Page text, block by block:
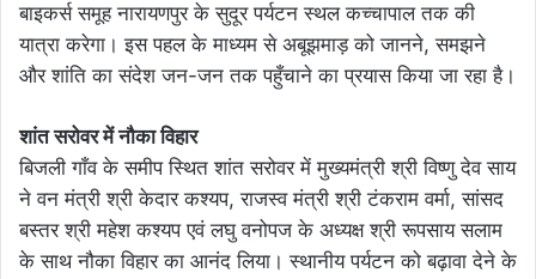
बाइकर्स समूह नारायणपुर के सुदूर पर्यटन स्थल कच्चापाल तक की
यात्रा करेगा। इस पहल के माध्यम से अबूझमाड़ को जानने, समझने
और शांति का संदेश जन-जन तक पहुँचाने का प्रयास किया जा रहा है।
शांत सरोवर में नौका विहार
बिजली गाँव के समीप स्थित शांत सरोवर में मुख्यमंत्री श्री विष्णु देव साय
ने वन मंत्री श्री केदार कश्यप, राजस्व मंत्री श्री टंकराम वर्मा, सांसद
बस्तर श्री महेश कश्यप एवं लघु वनोपज के अध्यक्ष श्री रूपसाय सलाम
के साथ नौका विहार का आनंद लिया। स्थानीय पर्यटन को बढ़ावा देने के